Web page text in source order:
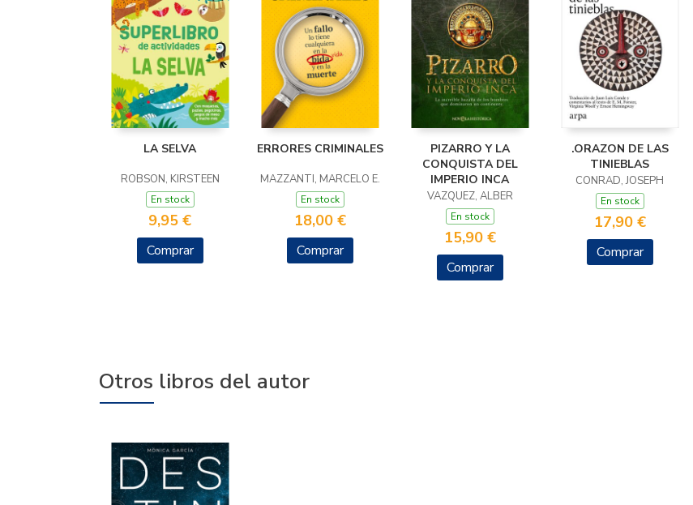
LA SELVA
ROBSON, KIRSTEEN
En stock
9,95 €
Comprar
ERRORES CRIMINALES
MAZZANTI, MARCELO E.
En stock
18,00 €
Comprar
PIZARRO Y LA
CONQUISTA DEL
IMPERIO INCA
VAZQUEZ, ALBER
En stock
15,90 €
Comprar
.ORAZON DE LAS
TINIEBLAS
CONRAD, JOSEPH
En stock
17,90 €
Comprar
Otros libros del autor